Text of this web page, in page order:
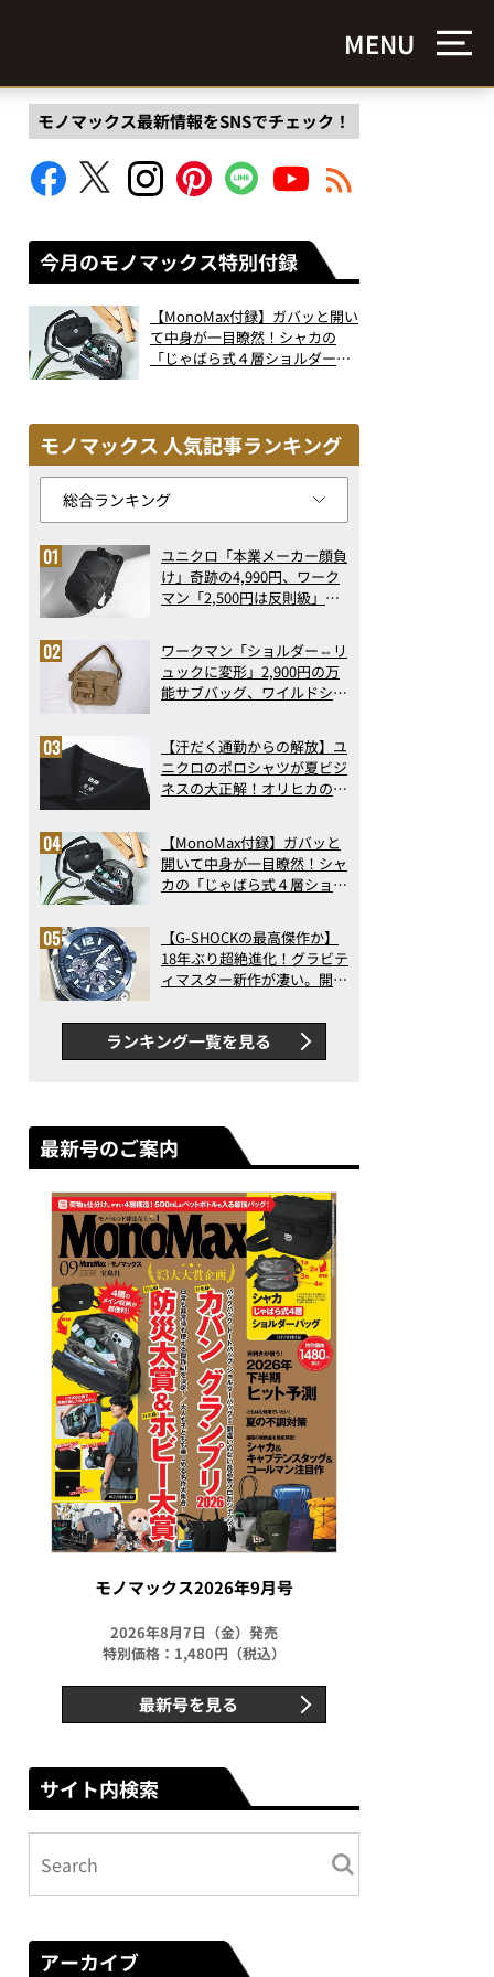
MENU
モノマックス最新情報をSNSでチェック！
今月のモノマックス特別付録
【MonoMax付録】ガバッと開い
て中身が一目瞭然！シャカの
「じゃばら式４層ショルダーバ
モノマックス 人気記事ランキング
ユニクロ「本業メーカー顔負
け」奇跡の4,990円、ワーク
マン「2,500円は反則級」凄
ト3】（2026年6月版）
ワークマン「ショルダー⇔リ
ュックに変形」2,900円の万
能サブバッグ、ワイルドシン
記事ランキングベスト3】
（2026年6月版）
【汗だく通勤からの解放】ユ
ニクロのポロシャツが夏ビジ
ネスの大正解！オリヒカの透
アの実力
【MonoMax付録】ガバッと
開いて中身が一目瞭然！シャ
カの「じゃばら式４層ショル
った！
【G-SHOCKの最高傑作か】
18年ぶり超絶進化！グラビテ
ィマスター新作が凄い。開発
新ムーブメントの衝撃
ランキング一覧を見る
最新号のご案内
モノマックス2026年9月号
2026年8月7日（金）発売
特別価格：1,480円（税込）
最新号を見る
サイト内検索
アーカイブ